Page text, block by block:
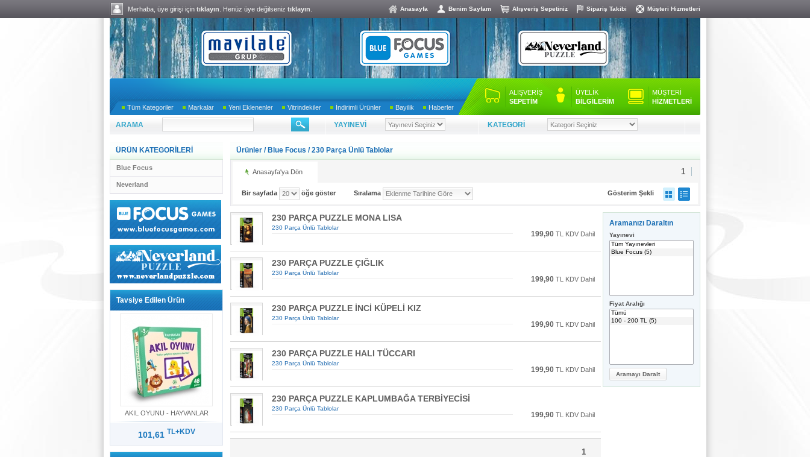
Merhaba, üye girişi için tıklayın . Henüz üye değilseniz tıklayın Müşteri Hizmetleri
Sipariş Takibi
Alışveriş Sepetiniz
Benim Sayfam
Anasayfa
Tüm Kategoriler Markalar Yeni Eklenenler Vitrindekiler İndirimli Ürünler Bayilik Haberler
ALIŞVERİŞ
SEPETİM
ÜYELİK
BİLGİLERİM
MÜŞTERİ
HİZMETLERİ
ARAMA YAYINEVİ KATEGORİ
ÜRÜN KATEGORİLERİ
Blue Focus
Neverland
Tavsiye Edilen Ürün
AKIL OYUNU - HAYVANLAR
101,61 TL+KDV
Ürünler / Blue Focus /230 Parça Ünlü Tablolar
Anasayfa'ya Dön 1
Bir sayfada öğe göster Sıralama Gösterim Şekli
230 PARÇA PUZZLE MONA LISA
230 Parça Ünlü Tablolar
199,90 TL KDV Dahil
230 PARÇA PUZZLE ÇIĞLIK
230 Parça Ünlü Tablolar
199,90 TL KDV Dahil
230 PARÇA PUZZLE İNCİ KÜPELİ KIZ
230 Parça Ünlü Tablolar
199,90 TL KDV Dahil
230 PARÇA PUZZLE HALI TÜCCARI
230 Parça Ünlü Tablolar
199,90 TL KDV Dahil
230 PARÇA PUZZLE KAPLUMBAĞA TERBİYECİSİ
230 Parça Ünlü Tablolar
199,90 TL KDV Dahil
1
Aramanızı Daraltın
Yayınevi
Fiyat Aralığı